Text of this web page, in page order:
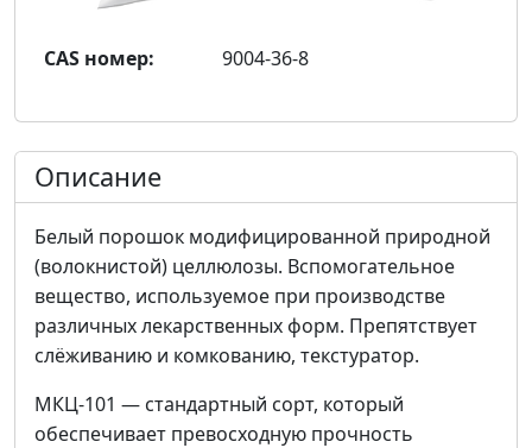
CAS номер: 9004-36-8
Описание
Белый порошок модифицированной природной
(волокнистой) целлюлозы. Вспомогательное
вещество, используемое при производстве
различных лекарственных форм. Препятствует
слёживанию и комкованию, текстуратор.
МКЦ-101 — стандартный сорт, который
обеспечивает превосходную прочность